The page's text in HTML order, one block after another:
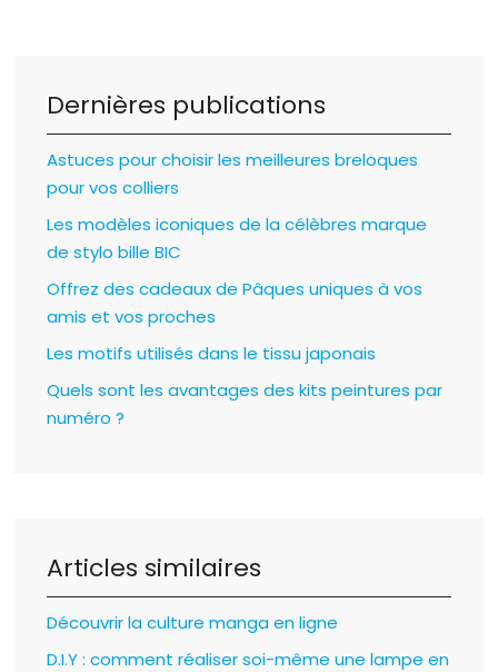
Dernières publications
Astuces pour choisir les meilleures breloques
pour vos colliers
Les modèles iconiques de la célèbres marque
de stylo bille BIC
Offrez des cadeaux de Pâques uniques à vos
amis et vos proches
Les motifs utilisés dans le tissu japonais
Quels sont les avantages des kits peintures par
numéro ?
Articles similaires
Découvrir la culture manga en ligne
D.I.Y : comment réaliser soi-même une lampe en